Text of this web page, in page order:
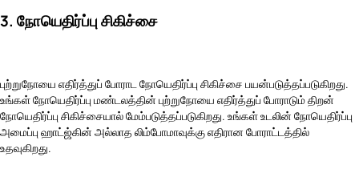
3. நோயெதிர்ப்பு சிகிச்சை
புற்றுநோயை எதிர்த்துப் போராட நோயெதிர்ப்பு சிகிச்சை பயன்படுத்தப்படுகிறது.
உங்கள் நோயெதிர்ப்பு மண்டலத்தின் புற்றுநோயை எதிர்த்துப் போராடும் திறன்
நோயெதிர்ப்பு சிகிச்சையால் மேம்படுத்தப்படுகிறது. உங்கள் உடலின் நோயெதிர்ப்பு
அமைப்பு ஹாட்ஜ்கின் அல்லாத லிம்போமாவுக்கு எதிரான போராட்டத்தில்
உதவுகிறது.